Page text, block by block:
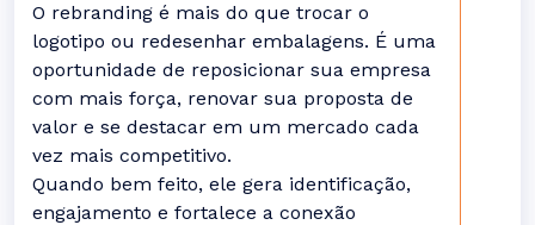
O rebranding é mais do que trocar o
logotipo ou redesenhar embalagens. É uma
oportunidade de reposicionar sua empresa
com mais força, renovar sua proposta de
valor e se destacar em um mercado cada
vez mais competitivo.
Quando bem feito, ele gera identificação,
engajamento e fortalece a conexão